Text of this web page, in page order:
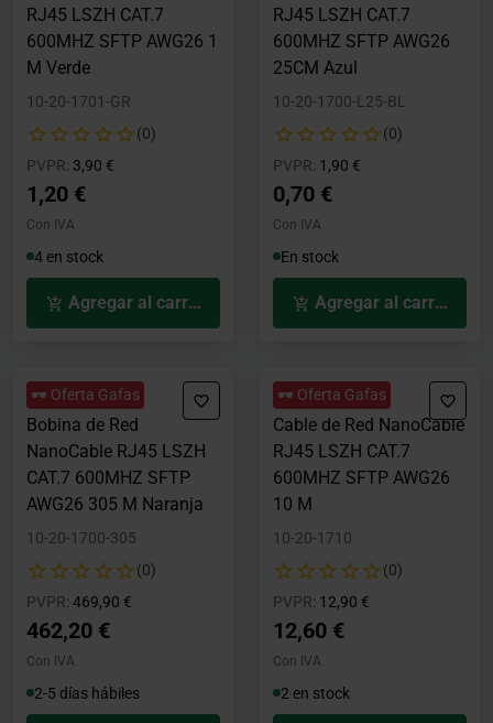
RJ45 LSZH CAT.7
600MHZ SFTP AWG26 1
M Verde
10-20-1701-GR
(0)
PVPR: Precio rebajado desde
3,90 €
1,20 €
Con IVA
4 en stock
Agregar al carrito
RJ45 LSZH CAT.7
600MHZ SFTP AWG26
25CM Azul
10-20-1700-L25-BL
(0)
PVPR: Precio rebajado desde
1,90 €
0,70 €
Con IVA
En stock
Agregar al carrito
🕶️ Oferta Gafas
Bobina de Red
NanoCable RJ45 LSZH
CAT.7 600MHZ SFTP
AWG26 305 M Naranja
10-20-1700-305
(0)
PVPR: Precio rebajado desde
469,90 €
462,20 €
Con IVA
2-5 días hábiles
🕶️ Oferta Gafas
Cable de Red NanoCable
RJ45 LSZH CAT.7
600MHZ SFTP AWG26
10 M
10-20-1710
(0)
PVPR: Precio rebajado desde
12,90 €
12,60 €
Con IVA
2 en stock